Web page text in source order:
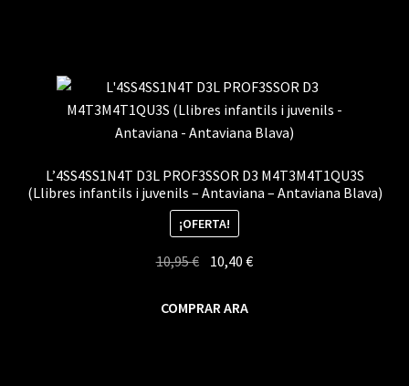
L’4SS4SS1N4T D3L PROF3SSOR D3 M4T3M4T1QU3S
(Llibres infantils i juvenils – Antaviana – Antaviana Blava)
¡OFERTA!
10,95€ El
original
10,40€El
COMPRAR ARA